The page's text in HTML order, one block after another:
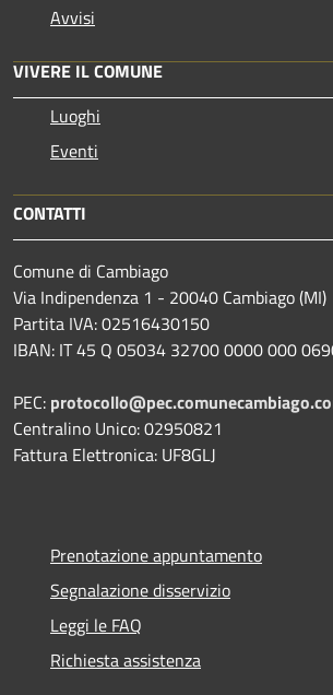
Avvisi
VIVERE IL COMUNE
Luoghi
Eventi
CONTATTI
Comune di Cambiago
Via Indipendenza 1 - 20040 Cambiago (MI)
Partita IVA: 02516430150
IBAN: IT 45 Q 05034 32700 0000 000
PEC:
Centralino Unico: 02950821
Fattura Elettronica: UF8GLJ
Prenotazione appuntamento
Segnalazione disservizio
Leggi le FAQ
Richiesta assistenza